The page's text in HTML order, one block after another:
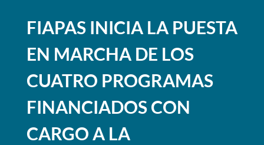
FIAPAS INICIA LA PUESTA
EN MARCHA DE LOS
CUATRO PROGRAMAS
FINANCIADOS CON
CARGO A LA